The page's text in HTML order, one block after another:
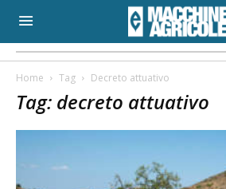
Home Tag Decreto attuativo
Tag: decreto attuativo